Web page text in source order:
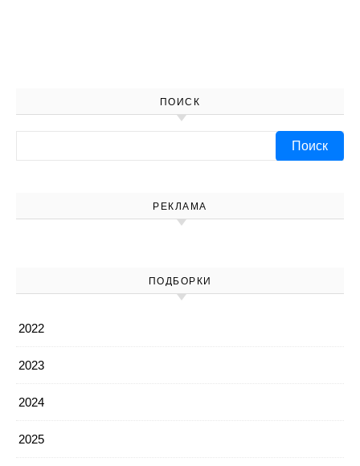
ПОИСК
РЕКЛАМА
ПОДБОРКИ
2022
2023
2024
2025